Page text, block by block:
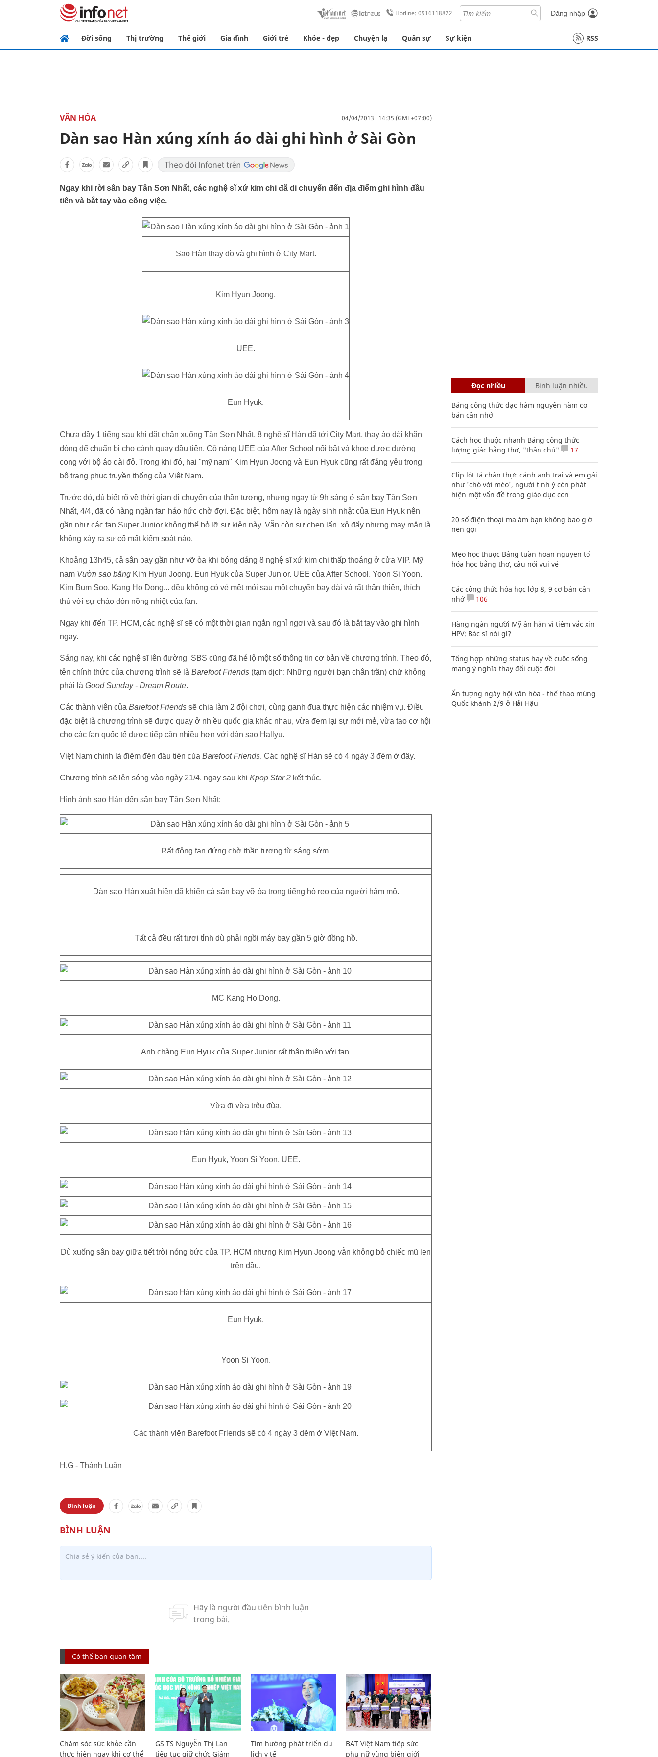
Hotline: 0916118822 Đăng nhập
Đời sống Thị trường Thế giới Gia đình Giới trẻ Khỏe - đẹp Chuyện lạ Quân sự Sự kiện RSS
VĂN HÓA 04/04/2013 14:35 (GMT+07:00)
Dàn sao Hàn xúng xính áo dài ghi hình ở Sài Gòn
Ngay khi rời sân bay Tân Sơn Nhất, các nghệ sĩ xứ kim chi đã di chuyển đến địa điểm ghi hình đầu
tiên và bắt tay vào công việc.
Sao Hàn thay đồ và ghi hình ở City Mart.
Kim Hyun Joong.
UEE.
Eun Hyuk.
Chưa đầy 1 tiếng sau khi đặt chân xuống Tân Sơn Nhất, 8 nghệ sĩ Hàn đã tới City Mart, thay áo dài khăn
đóng để chuẩn bị cho cảnh quay đầu tiên. Cô nàng UEE của After School nổi bật và khoe được đường
cong với bộ áo dài đỏ. Trong khi đó, hai "mỹ nam" Kim Hyun Joong và Eun Hyuk cũng rất đáng yêu trong
bộ trang phục truyền thống của Việt Nam.
Trước đó, dù biết rõ về thời gian di chuyển của thần tượng, nhưng ngay từ 9h sáng ở sân bay Tân Sơn
Nhất, 4/4, đã có hàng ngàn fan háo hức chờ đợi. Đặc biệt, hôm nay là ngày sinh nhật của Eun Hyuk nên
gần như các fan Super Junior không thể bỏ lỡ sự kiện này. Vẫn còn sự chen lấn, xô đẩy nhưng may mắn là
không xảy ra sự cố mất kiểm soát nào.
Khoảng 13h45, cả sân bay gần như vỡ òa khi bóng dáng 8 nghệ sĩ xứ kim chi thấp thoáng ở cửa VIP. Mỹ
nam Vườn sao băng Kim Hyun Joong, Eun Hyuk của Super Junior, UEE của After School, Yoon Si Yoon,
Kim Bum Soo, Kang Ho Dong... đều không có vẻ mệt mỏi sau một chuyến bay dài và rất thân thiện, thích
thú với sự chào đón nồng nhiệt của fan.
Ngay khi đến TP. HCM, các nghệ sĩ sẽ có một thời gian ngắn nghỉ ngơi và sau đó là bắt tay vào ghi hình
ngay.
Sáng nay, khi các nghệ sĩ lên đường, SBS cũng đã hé lộ một số thông tin cơ bản về chương trình. Theo đó,
tên chính thức của chương trình sẽ là Barefoot Friends (tạm dịch: Những người bạn chân trần) chứ không
phải là GoodSunday - Dream Route.
Các thành viên của Barefoot Friends sẽ chia làm 2 đội chơi, cùng ganh đua thực hiện các nhiệm vụ. Điều
đặc biệt là chương trình sẽ được quay ở nhiều quốc gia khác nhau, vừa đem lại sự mới mẻ, vừa tạo cơ hội
cho các fan quốc tế được tiếp cận nhiều hơn với dàn sao Hallyu.
Việt Nam chính là điểm đến đầu tiên của Barefoot Friends. Các nghệ sĩ Hàn sẽ có 4 ngày 3 đêm ở đây.
Chương trình sẽ lên sóng vào ngày 21/4, ngay sau khi Kpop Star 2 kết thúc.
Hình ảnh sao Hàn đến sân bay Tân Sơn Nhất:
Rất đông fan đứng chờ thần tượng từ sáng sớm.
Dàn sao Hàn xuất hiện đã khiến cả sân bay vỡ òa trong tiếng hò reo của người hâm mộ.
Tất cả đều rất tươi tỉnh dù phải ngồi máy bay gần 5 giờ đồng hồ.
MC Kang Ho Dong.
Anh chàng Eun Hyuk của Super Junior rất thân thiện với fan.
Vừa đi vừa trêu đùa.
Eun Hyuk, Yoon Si Yoon, UEE.
Dù xuống sân bay giữa tiết trời nóng bức của TP. HCM nhưng Kim Hyun Joong vẫn không bỏ chiếc mũ len
trên đầu.
Eun Hyuk.
Yoon Si Yoon.
Các thành viên Barefoot Friends sẽ có 4 ngày 3 đêm ở Việt Nam.
H.G - Thành Luân
Bình luận
Có thể bạn quan tâm
Chăm sóc sức khỏe cần
thực hiện ngay khi cơ thể
GS.TS Nguyễn Thị Lan
tiếp tục giữ chức Giám
Tìm hướng phát triển du
lịch y tế
BAT Việt Nam tiếp sức
phụ nữ vùng biên giới
Đọc nhiều Bình luận nhiều
Bảng công thức đạo hàm nguyên hàm cơ
bản cần nhớ
Cách học thuộc nhanh Bảng công thức
lượng giác bằng thơ, "thần chú"
17
Clip lột tả chân thực cảnh anh trai và em gái
như 'chó với mèo', người tinh ý còn phát
hiện một vấn đề trong giáo dục con
20 số điện thoại ma ám bạn không bao giờ
nên gọi
Mẹo học thuộc Bảng tuần hoàn nguyên tố
hóa học bằng thơ, câu nói vui vẻ
Các công thức hóa học lớp 8, 9 cơ bản cần
nhớ
106
Hàng ngàn người Mỹ ân hận vì tiêm vắc xin
HPV: Bác sĩ nói gì?
Tổng hợp những status hay về cuộc sống
mang ý nghĩa thay đổi cuộc đời
Ấn tượng ngày hội văn hóa - thể thao mừng
Quốc khánh 2/9 ở Hải Hậu